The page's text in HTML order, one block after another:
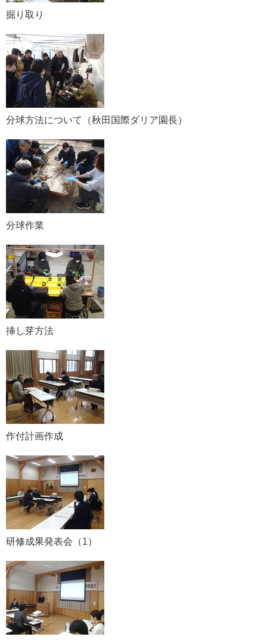
掘り取り
分球方法について（秋田国際ダリア園長）
分球作業
挿し芽方法
作付計画作成
研修成果発表会（1）